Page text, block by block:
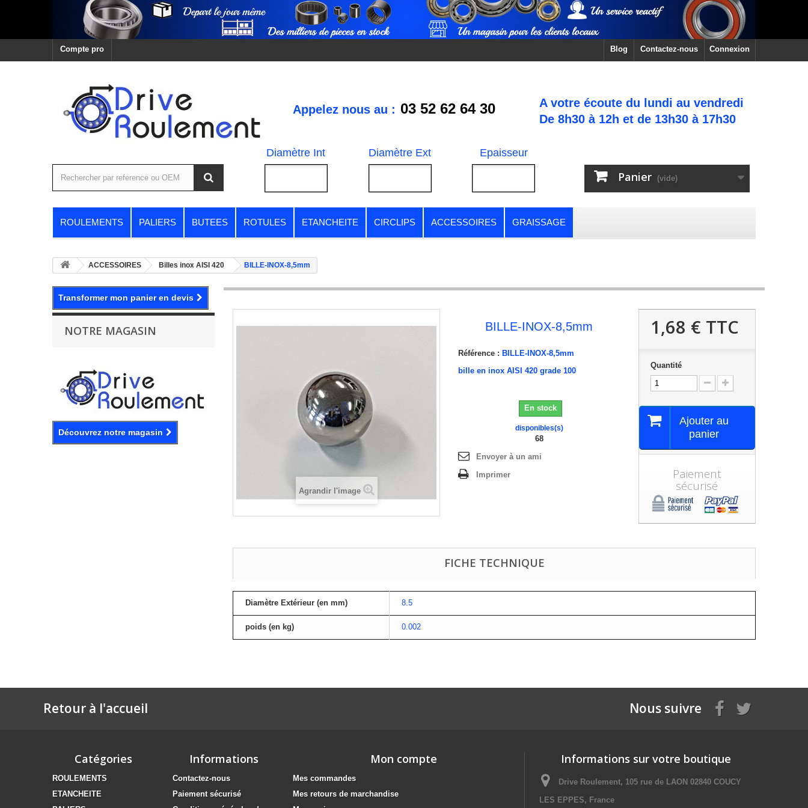
Compte pro Connexion
Contactez-nous
Blog
Appelez nous au : 03 52 62 64 30
A votre écoute du lundi au vendredi
De 8h30 à 12h et de 13h30 à 17h30
Diamètre Int Diamètre Ext Epaisseur
Panier (vide)
ROULEMENTS PALIERS BUTEES ROTULES ETANCHEITE CIRCLIPS ACCESSOIRES GRAISSAGE
ACCESSOIRES Billes inox AISI 420 BILLE-INOX-8,5mm
Transformer mon panier en devis
NOTRE MAGASIN
Découvrez notre magasin
Agrandir l'image
BILLE-INOX-8,5mm
Référence : BILLE-INOX-8,5mm
bille en inox AISI 420 grade 100
En stock
disponibles(s)
68
Envoyer à un ami
Imprimer
1,68 € TTC
Quantité
Ajouter au
panier
Paiement
sécurisé
FICHE TECHNIQUE
Diamètre Extérieur (en mm) 8.5
poids (en kg) 0.002
Retour à l'accueil Nous suivre
Catégories
ROULEMENTS
ETANCHEITE
Informations
Contactez-nous
Paiement sécurisé
Mon compte
Mes commandes
Mes retours de marchandise
Informations sur votre boutique
Drive Roulement, 105 rue de LAON 02840 COUCY
LES EPPES, France